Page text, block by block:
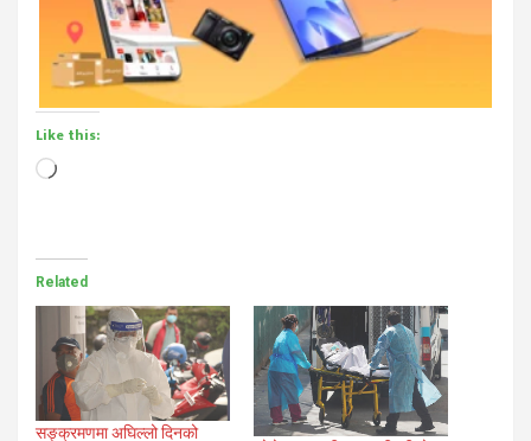
Like this:
Loading…
Related
सङ्क्रमणमा अघिल्लो दिनको